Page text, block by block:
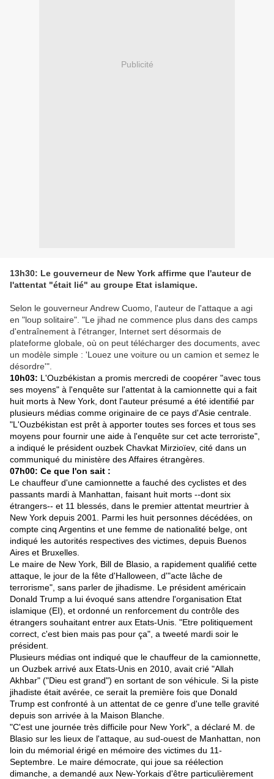
Publicité
13h30: Le gouverneur de New York affirme que l'auteur de
l'attentat "était lié" au groupe Etat islamique.
Selon le gouverneur Andrew Cuomo, l'auteur de l'attaque a agi
en "loup solitaire". "Le jihad ne commence plus dans des camps
d'entraînement à l'étranger, Internet sert désormais de
plateforme globale, où on peut télécharger des documents, avec
un modèle simple : 'Louez une voiture ou un camion et semez le
désordre'".
10h03: L'Ouzbékistan a promis mercredi de coopérer "avec tous
ses moyens" à l'enquête sur l'attentat à la camionnette qui a fait
huit morts à New York, dont l'auteur présumé a été identifié par
plusieurs médias comme originaire de ce pays d'Asie centrale.
"L'Ouzbékistan est prêt à apporter toutes ses forces et tous ses
moyens pour fournir une aide à l'enquête sur cet acte terroriste",
a indiqué le président ouzbek Chavkat Mirzioïev, cité dans un
communiqué du ministère des Affaires étrangères.
07h00: Ce que l'on sait :
Le chauffeur d'une camionnette a fauché des cyclistes et des
passants mardi à Manhattan, faisant huit morts --dont six
étrangers-- et 11 blessés, dans le premier attentat meurtrier à
New York depuis 2001. Parmi les huit personnes décédées, on
compte cinq Argentins et une femme de nationalité belge, ont
indiqué les autorités respectives des victimes, depuis Buenos
Aires et Bruxelles.
Le maire de New York, Bill de Blasio, a rapidement qualifié cette
attaque, le jour de la fête d'Halloween, d'"acte lâche de
terrorisme", sans parler de jihadisme. Le président américain
Donald Trump a lui évoqué sans attendre l'organisation Etat
islamique (EI), et ordonné un renforcement du contrôle des
étrangers souhaitant entrer aux Etats-Unis. "Etre politiquement
correct, c'est bien mais pas pour ça", a tweeté mardi soir le
président.
Plusieurs médias ont indiqué que le chauffeur de la camionnette,
un Ouzbek arrivé aux Etats-Unis en 2010, avait crié "Allah
Akhbar" ("Dieu est grand") en sortant de son véhicule. Si la piste
jihadiste était avérée, ce serait la première fois que Donald
Trump est confronté à un attentat de ce genre d'une telle gravité
depuis son arrivée à la Maison Blanche.
"C'est une journée très difficile pour New York", a déclaré M. de
Blasio sur les lieux de l'attaque, au sud-ouest de Manhattan, non
loin du mémorial érigé en mémoire des victimes du 11-
Septembre. Le maire démocrate, qui joue sa réélection
dimanche, a demandé aux New-Yorkais d'être particulièrement